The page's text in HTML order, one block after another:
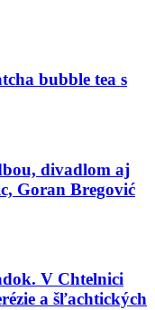
bubble tea s
divadlom aj
Goran Bregović
V Chtelnici
a šľachtických